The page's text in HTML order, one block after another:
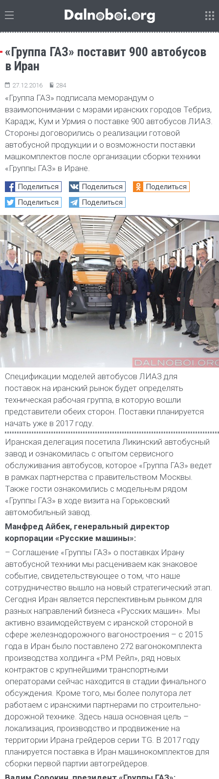
«Группа ГАЗ» поставит 900 автобусов
в Иран
27.12.2016 284
«Группа ГАЗ» подписала меморандум о
взаимопонимании с мэрами иранских городов Тебриз,
Карадж, Кум и Урмия о поставке 900 автобусов ЛИАЗ.
Стороны договорились о реализации готовой
автобусной продукции и о возможности поставки
машкомплектов после организации сборки техники
«Группы ГАЗ» в Иране.
Поделиться Поделиться
Поделиться
Поделиться
Поделиться
Спецификации моделей автобусов ЛИАЗ для
поставок на иранский рынок будет определять
техническая рабочая группа, в которую вошли
представители обеих сторон. Поставки планируется
начать уже в 2017 году.
Иранская делегация посетила Ликинский автобусный
завод и ознакомилась с опытом сервисного
обслуживания автобусов, которое «Группа ГАЗ» ведет
в рамках партнерства с правительством Москвы.
Также гости ознакомились с модельным рядом
«Группы ГАЗ» в ходе визита на Горьковский
автомобильный завод.
Манфред Айбек, генеральный директор
корпорации «Русские машины»:
– Соглашение «Группы ГАЗ» о поставках Ирану
автобусной техники мы расцениваем как знаковое
событие, свидетельствующее о том, что наше
сотрудничество вышло на новый стратегический этап.
Сегодня Иран является перспективным рынком для
разных направлений бизнеса «Русских машин». Мы
активно взаимодействуем с иранской стороной в
сфере железнодорожного вагоностроения – с 2015
года в Иран было поставлено 272 вагонокомплекта
производства холдинга «РМ Рейл», ряд новых
контрактов с крупнейшими транспортными
операторами сейчас находится в стадии финального
обсуждения. Кроме того, мы более полутора лет
работаем с иранскими партнерами по строительно-
дорожной технике. Здесь наша основная цель –
локализация, производство и продвижение на
территории Ирана грейдеров серии TG. В 2017 году
планируется поставка в Иран машинокомплектов для
сборки первой партии автогрейдеров.